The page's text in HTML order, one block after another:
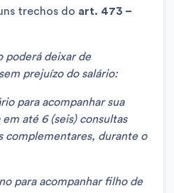
trechos do art. 473 –
poderá deixar de
prejuízo do salário:
para acompanhar sua
até 6 (seis) consultas
complementares, durante o
para acompanhar filho de